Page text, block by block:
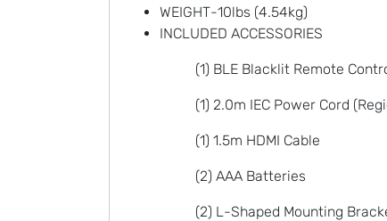
WEIGHT-10lbs (4.54kg)
INCLUDED ACCESSORIES
(1) BLE Blacklit Remote
(1) 2.0m IEC Power Cord
(1) 1.5m HDMI Cable
(2) AAA Batteries
(2) L-Shaped Mounting